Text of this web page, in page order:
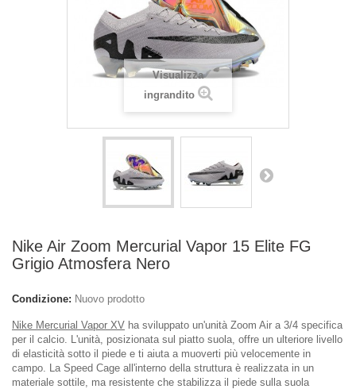
Visualizza
ingrandito
Nike Air Zoom Mercurial Vapor 15 Elite FG
Grigio Atmosfera Nero
Condizione: Nuovo prodotto
Nike Mercurial Vapor XV ha sviluppato un'unità Zoom Air a 3/4 specifica
per il calcio. L'unità, posizionata sul piatto suola, offre un ulteriore livello
di elasticità sotto il piede e ti aiuta a muoverti più velocemente in
campo. La Speed Cage all'interno della struttura è realizzata in un
materiale sottile, ma resistente che stabilizza il piede sulla suola